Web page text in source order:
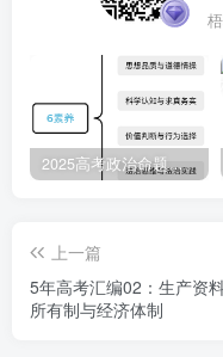
④万元GDP能耗降
更有效率
A.①② B.①④
北部地区，能源需求主
2025高考政治命题纲要解读
上一篇
5年高考汇编02：生产资
所有制与经济体制